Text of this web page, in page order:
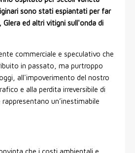
sono stati espiantati per far
ed altri vitigni sull'onda di
commerciale e speculativo che
in passato, ma purtroppo
all'impoverimento del nostro
e alla perdita irreversibile di
un’inestimabile
che i costi ambientali e